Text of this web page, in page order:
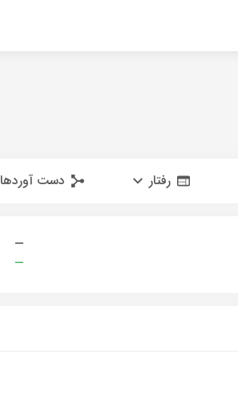
رفتار دست آوردها
—
—